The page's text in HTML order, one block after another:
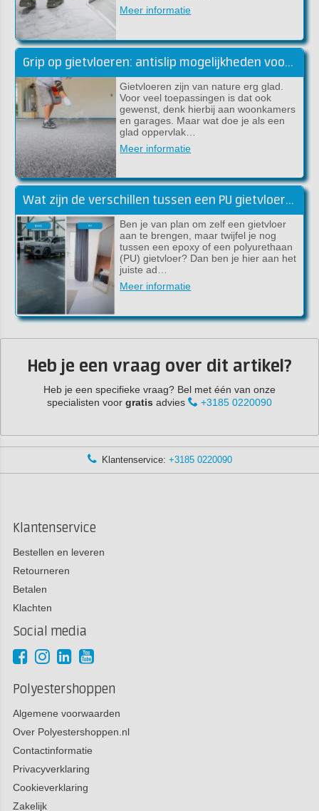
Meer informatie
Grip op gietvloeren: antislip mogelijkheden voor gietvloeren
Gietvloeren zijn van nature erg glad.
Voor veel toepassingen is dat ook
gewenst, denk hierbij aan woonkamers
en garages. Maar wat doe je als een
glad oppervlak…
Meer informatie
Wat zijn de verschillen tussen een PU gietvloer en een Epoxy gietvloer?
Ben je van plan om zelf een gietvloer
aan te brengen, maar twijfel je nog
tussen een epoxy of een polyurethaan
(PU) gietvloer? Dan ben je hier aan het
juiste ad…
Meer informatie
Heb je een vraag over dit artikel?
Heb je een specifieke vraag? Bel met één van onze
specialisten voor gratis advies +3185 0220090
Klantenservice: +3185 0220090
Klantenservice
Bestellen en leveren
Retourneren
Betalen
Klachten
Social media
Polyestershoppen
Algemene voorwaarden
Over Polyestershoppen.nl
Contactinformatie
Privacyverklaring
Cookieverklaring
Zakelijk